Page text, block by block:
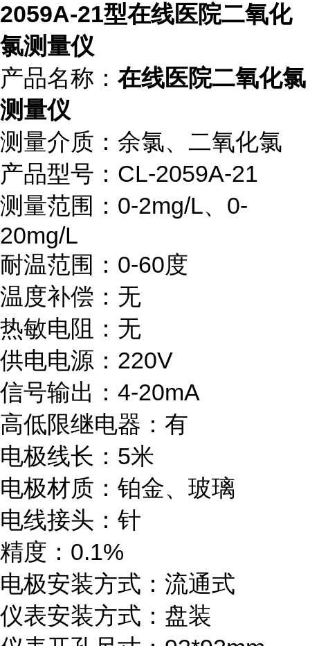
2059A-21型在线医院二氧化
氯测量仪
产品名称： 在线医院二氧化氯
测量仪
测量介质：余氯、二氧化氯
产品型号：CL-2059A-21
测量范围：0-2mg/L、0-
20mg/L
耐温范围：0-60度
温度补偿：无
热敏电阻：无
供电电源：220V
信号输出：4-20mA
高低限继电器：有
电极线长：5米
电极材质：铂金、玻璃
电线接头：针
精度：0.1%
电极安装方式：流通式
仪表安装方式：盘装